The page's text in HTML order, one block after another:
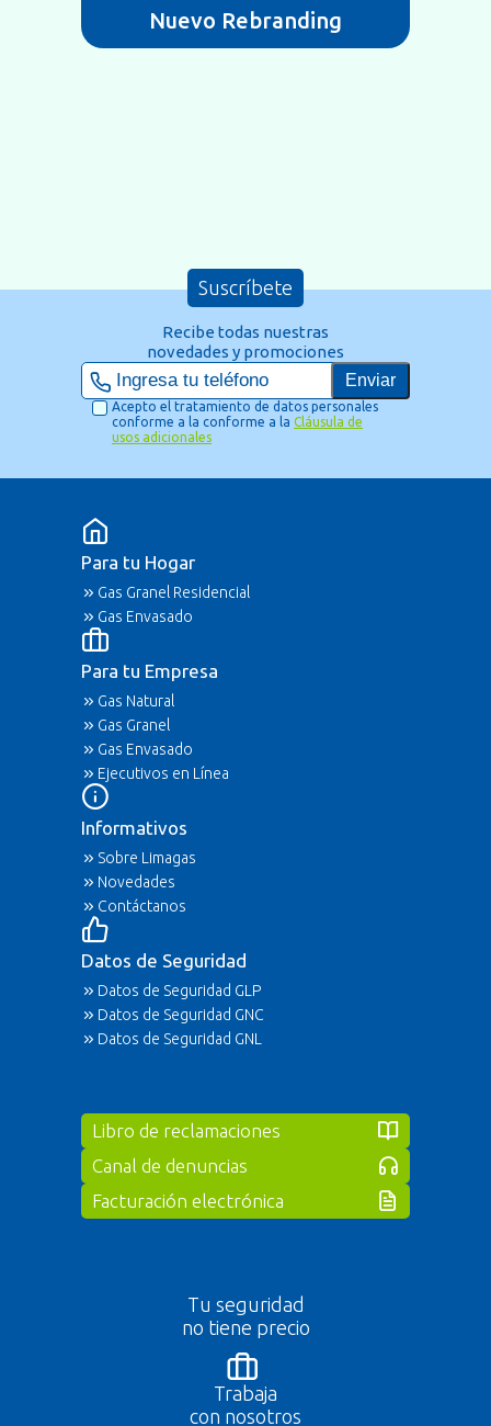
Nuevo Rebranding
Suscríbete
Recibe todas nuestras
novedades y promociones
Enviar
Acepto el tratamiento de datos personales
conforme a la conforme a la Cláusula de
usos adicionales
Para tu Hogar
Gas Granel Residencial
Gas Envasado
Para tu Empresa
Gas Natural
Gas Granel
Gas Envasado
Ejecutivos en Línea
Informativos
Sobre Limagas
Novedades
Contáctanos
Datos de Seguridad
Datos de Seguridad GLP
Datos de Seguridad GNC
Datos de Seguridad GNL
Libro de reclamaciones
Canal de denuncias
Facturación electrónica
Tu seguridad
no tiene precio
Trabaja
con nosotros